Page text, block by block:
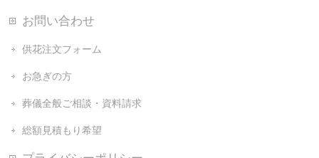
お問い合わせ
供花注文フォーム
お急ぎの方
葬儀全般ご相談・資料請求
総額見積もり希望